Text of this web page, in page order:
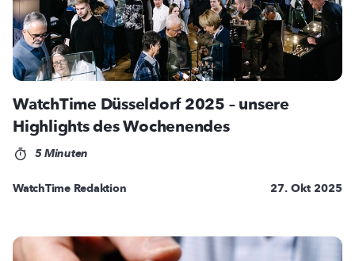
WatchTime Düsseldorf 2025 – unsere
Highlights des Wochenendes
5 Minuten
WatchTime Redaktion 27. Okt 2025